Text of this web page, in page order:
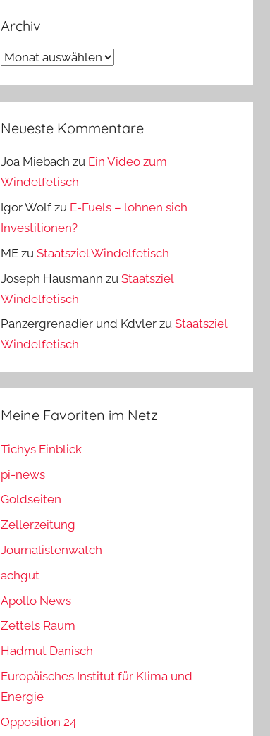
Archiv
Archiv
Neueste Kommentare
Joa Miebach zu Ein Video zum
Windelfetisch
Igor Wolf zu E-Fuels – lohnen sich
Investitionen?
ME zuStaatsziel Windelfetisch
Joseph Hausmann zuStaatsziel
Windelfetisch
Panzergrenadier und Kdvler zuStaatsziel
Windelfetisch
Meine Favoriten im Netz
Tichys Einblick
pi-news
Goldseiten
Zellerzeitung
Journalistenwatch
achgut
Apollo News
Zettels Raum
Hadmut Danisch
Europäisches Institut für Klima und
Energie
Opposition 24